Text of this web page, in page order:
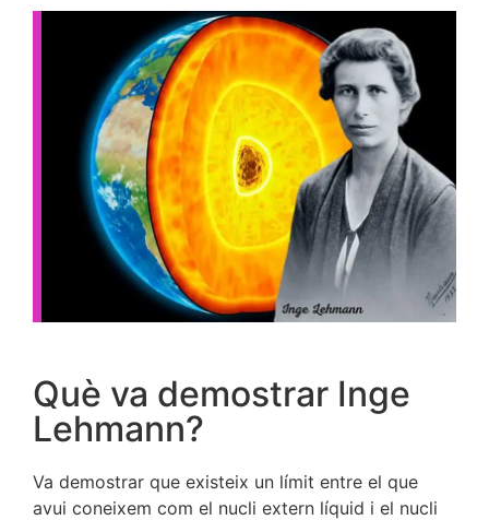
Què va demostrar Inge
Lehmann?
Va demostrar que existeix un límit entre el que
avui coneixem com el nucli extern líquid i el nucli